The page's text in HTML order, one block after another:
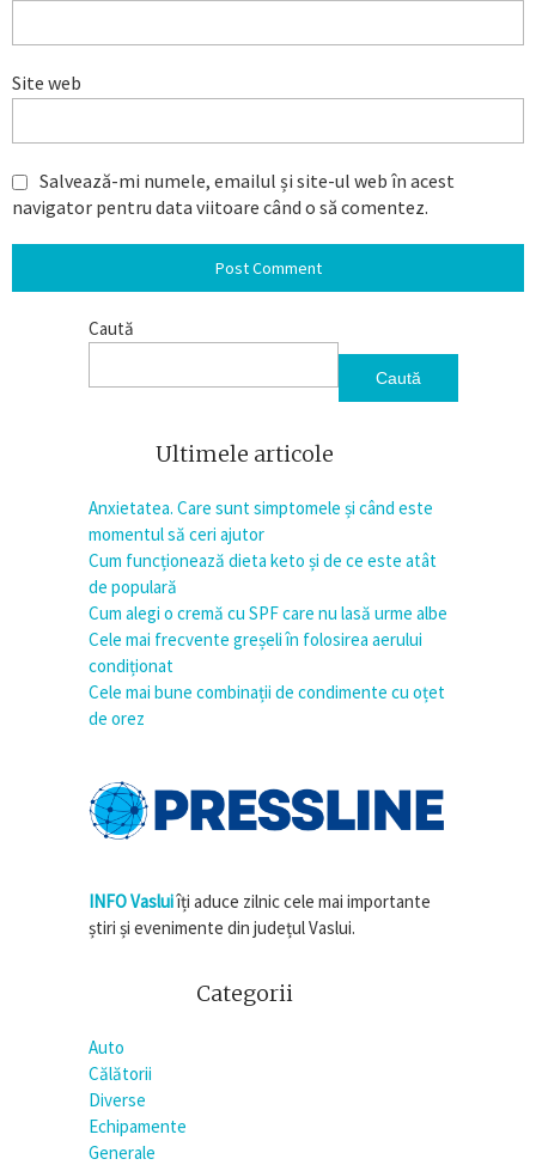
Site web
Salvează-mi numele, emailul și site-ul web în acest
navigator pentru data viitoare când o să comentez.
Caută
Caută
Ultimele articole
Anxietatea. Care sunt simptomele și când este
momentul să ceri ajutor
Cum funcționează dieta keto și de ce este atât
de populară
Cum alegi o cremă cu SPF care nu lasă urme albe
Cele mai frecvente greșeli în folosirea aerului
condiționat
Cele mai bune combinații de condimente cu oțet
de orez
INFO Vasluiîți aduce zilnic cele mai importante
știri și evenimente din județul Vaslui.
Categorii
Auto
Călătorii
Diverse
Echipamente
Generale